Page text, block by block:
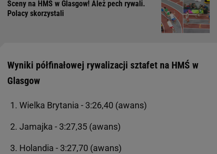
Sceny na HMŚ w Glasgow! Ależ pech rywali.
Polacy skorzystali
Wyniki półfinałowej rywalizacji sztafet na HMŚ w
Glasgow
Wielka Brytania - 3:26,40 (awans)
Jamajka - 3:27,35 (awans)
Holandia - 3:27,70 (awans)